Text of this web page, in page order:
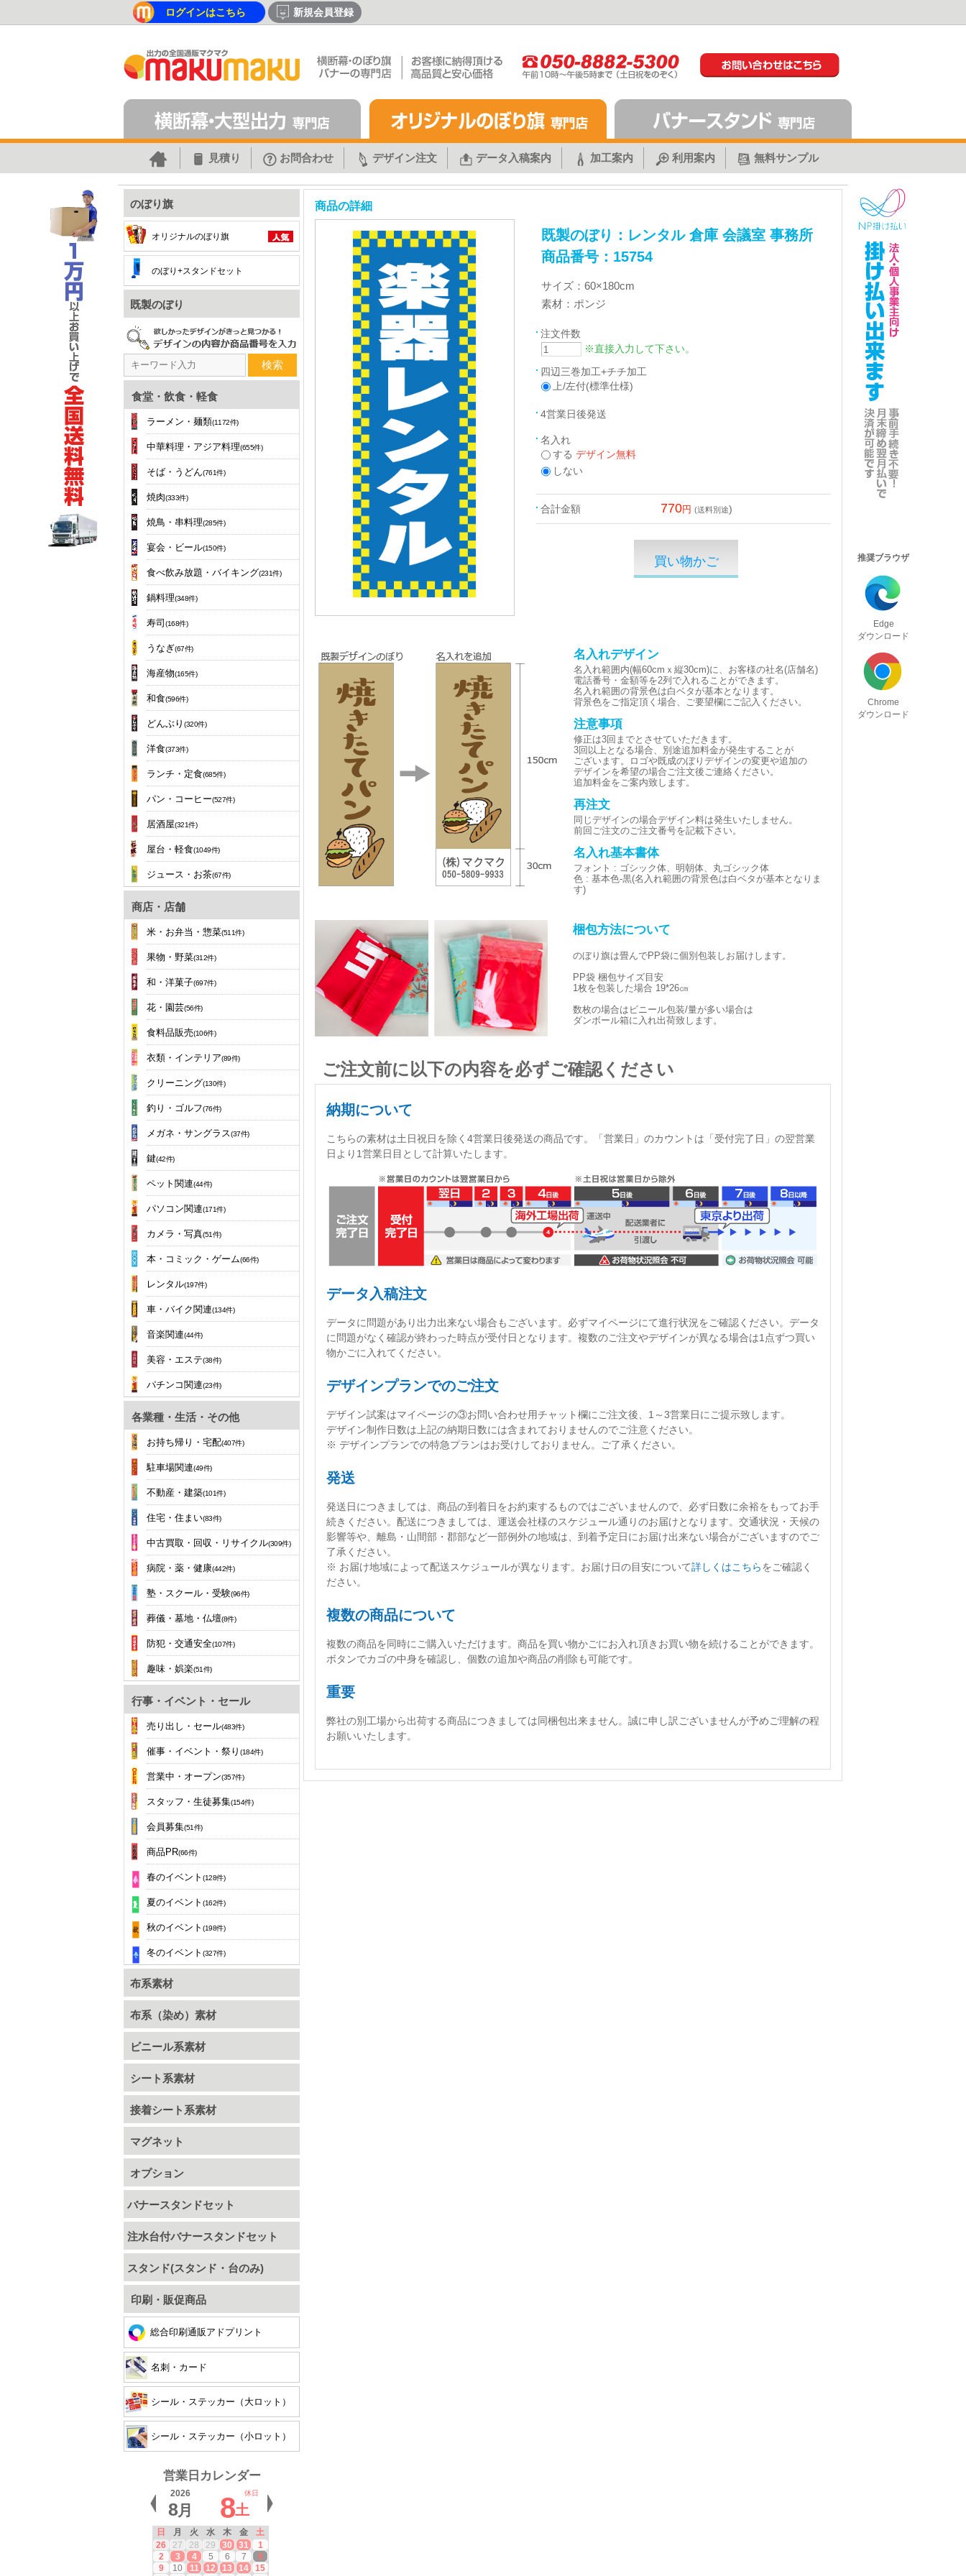
ログインはこちら 新規会員登録
見積り お問合わせ デザイン注文 データ入稿案内 加工案内 利用案内 無料サンプル
のぼり旗
オリジナルのぼり旗
のぼり+スタンドセット
既製のぼり
検索
食堂・飲食・軽食
ラーメン・麺類(1172件)
中華料理・アジア料理(655件)
そば・うどん(761件)
焼肉(333件)
焼鳥・串料理(285件)
宴会・ビール(150件)
食べ飲み放題・バイキング(231件)
鍋料理(348件)
寿司 (168件)
うなぎ(67件)
海産物(165件)
和食(596件)
どんぶり (320件)
洋食(373件)
ランチ・定食(685件)
パン・コーヒー(527件)
居酒屋(321件)
屋台・軽食(1049件)
ジュース・お茶(67件)
商店・店舗
米・お弁当・惣菜(511件)
果物・野菜(312件)
和・洋菓子(697件)
花・園芸(56件)
食料品販売(106件)
衣類・インテリア(89件)
クリーニング(130件)
釣り・ゴルフ(76件)
メガネ・サングラス(37件)
鍵(42件)
ペット関連(44件)
パソコン関連(171件)
カメラ・写真(51件)
本・コミック・ゲーム(66件)
レンタル(197件)
車・バイク関連(134件)
音楽関連(44件)
美容・エステ(38件)
パチンコ関連(23件)
各業種・生活・その他
お持ち帰り・宅配(407件)
駐車場関連(49件)
不動産・建築(101件)
住宅・住まい(83件)
中古買取・回収・リサイクル(309件)
病院・薬・健康(442件)
塾・スクール・受験(96件)
葬儀・墓地・仏壇(8件)
防犯・交通安全(107件)
趣味・娯楽(51件)
行事・イベント・セール
売り出し・セール(483件)
催事・イベント・祭り (184件)
営業中・オープン(357件)
スタッフ・生徒募集(154件)
会員募集(51件)
商品PR(66件)
春のイベント (128件)
夏のイベント (162件)
秋のイベント (198件)
冬のイベント (327件)
布系素材
布系（染め）素材
ビニール系素材
シート系素材
接着シート系素材
マグネット
オプション
バナースタンドセット
注水台付バナースタンドセット
スタンド(スタンド・台のみ)
印刷・販促商品
総合印刷通販アドプリント
名刺・カード
シール・ステッカー（大ロット）
シール・ステッカー（小ロット）
営業日カレンダー
2026
8月
休日
8土
日 月 火 水 木 金
土
26
27 28 29 30 31
1
2
3 4 5 6 7
8
9
10 11 12 13 14
15
推奨ブラウザ
Edge
ダウンロード
Chrome
ダウンロード
商品の詳細
既製のぼり：レンタル 倉庫 会議室 事務所
商品番号：15754
サイズ：60×180cm
素材：ポンジ
注文件数
※直接入力して下さい。
四辺三巻加工+チチ加工
上/左付(標準仕様)
4営業日後発送
名入れ
する デザイン無料
しない
合計金額 770 (送料別途)
名入れデザイン
名入れ範囲内(幅60cmｘ縦30cm)に、お客様の社名(店舗名)
電話番号・金額等を2列で入れることができます。
名入れ範囲の背景色は白ベタが基本となります。
背景色をご指定頂く場合、ご要望欄にご記入ください。
注意事項
修正は3回までとさせていただきます。
3回以上となる場合、別途追加料金が発生することが
ございます。ロゴや既成のぼりデザインの変更や追加の
デザインを希望の場合ご注文後ご連絡ください。
追加料金をご案内致します。
再注文
同じデザインの場合デザイン料は発生いたしません。
前回ご注文のご注文番号を記載下さい。
名入れ基本書体
フォント : ゴシック体、明朝体、丸ゴシック体
色 : 基本色-黒(名入れ範囲の背景色は白ベタが基本となりま
す)
梱包方法について
のぼり旗は畳んでPP袋に個別包装しお届けします。
PP袋 梱包サイズ目安
1枚を包装した場合 19*26㎝
数枚の場合はビニール包装/量が多い場合は
ダンボール箱に入れ出荷致します。
ご注文前に以下の内容を必ずご確認ください
納期について
こちらの素材は土日祝日を除く4営業日後発送の商品です。「営業日」のカウントは「受付完了日」の翌営業
日より1営業日目として計算いたします。
データ入稿注文
データに問題があり出力出来ない場合もございます。必ずマイページにて進行状況をご確認ください。 データ
に問題がなく確認が終わった時点が受付日 となります。複数のご注文やデザインが異なる場合は1点ずつ買い
物かごに入れてください。
デザインプランでのご注文
デザイン試案はマイページの③お問い合わせ用チャット欄にご注文後、 1～3営業日にご提示致します。
デザイン制作日数は上記の納期日数には含まれておりませんのでご注意ください。
※ デザインプランでの特急プランはお受けしておりません。ご了承ください。
発送
発送日につきましては、 商品の到着日をお約束するものではございませんので、必ず日数に余裕をもってお手
続きください。配送につきましては、運送会社様のスケジュール通りのお届けとなります。交通状況・天候の
影響等や、離島・山間部・郡部など一部例外の地域は、到着予定日にお届け出来ない場合がございますのでご
了承ください。
※ お届け地域によって配送スケジュールが異なります。お届け日の目安について詳しくはこちらをご確認く
ださい。
複数の商品について
複数の商品を同時にご購入いただけます。商品を買い物かごにお入れ頂きお買い物を続けることができます。
ボタンでカゴの中身を確認し、個数の追加や商品の削除も可能です。
重要
弊社の別工場から出荷する商品につきましては同梱包出来ません。誠に申し訳ございませんが予めご理解の程
お願いいたします。